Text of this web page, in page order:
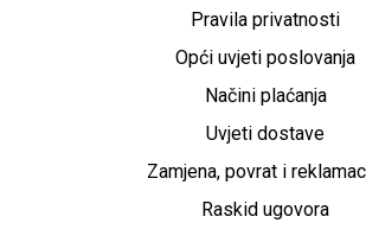
Pravila privatnosti
Opći uvjeti poslovanja
Načini plaćanja
Uvjeti dostave
Zamjena, povrat i
Raskid ugovora